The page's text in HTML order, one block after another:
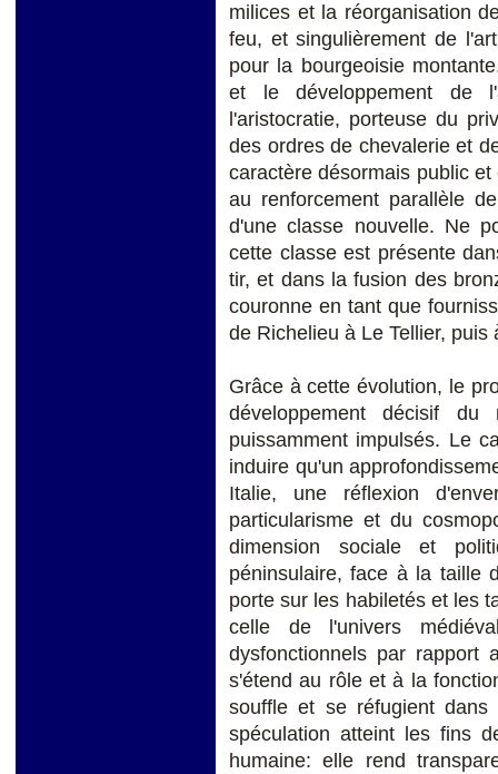
milices et la réorganisation
feu, et singulièrement de
pour la bourgeoisie
et le développement de
l'aristocratie, porteuse du
des ordres de chevalerie et
caractère désormais public
au renforcement parallèle
d'une classe nouvelle. Ne
cette classe est présente
tir, et dans la fusion des
couronne en tant que
de Richelieu à Le Tellier, puis
Grâce à cette évolution, le
développement décisif
puissamment impulsés. Le
induire qu'un
Italie, une réflexion
particularisme et du
dimension sociale et
péninsulaire, face à la taille
porte sur les habiletés et les
celle de l'univers
dysfonctionnels par
s'étend au rôle et à la
souffle et se réfugient
spéculation atteint les fins
humaine: elle rend